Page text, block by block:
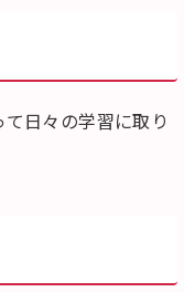
日々の学習に取り